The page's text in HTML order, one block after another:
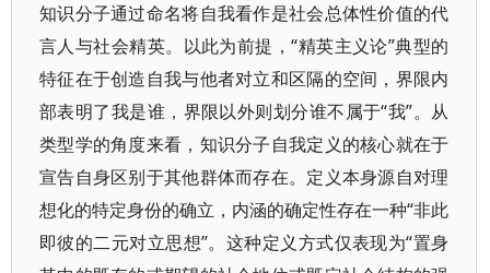
知识分子通过命名将自我看作是社会总体性价值的代
言人与社会精英。以此为前提，“精英主义论”典型的
特征在于创造自我与他者对立和区隔的空间，界限内
部表明了我是谁，界限以外则划分谁不属于“我”。从
类型学的角度来看，知识分子自我定义的核心就在于
宣告自身区别于其他群体而存在。定义本身源自对理
想化的特定身份的确立，内涵的确定性存在一种“非此
即彼的二元对立思想”。这种定义方式仅表现为“置身